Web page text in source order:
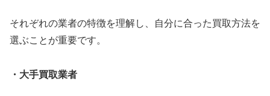
それぞれの業者の特徴を理解し、自分に合った買取方法を
選ぶことが重要です。
・大手買取業者